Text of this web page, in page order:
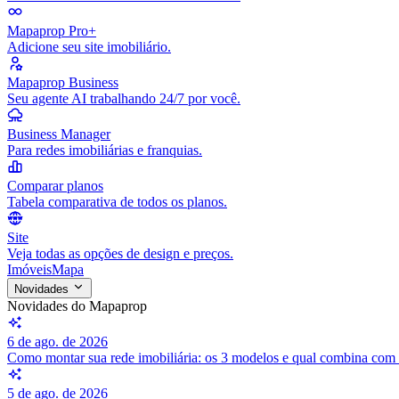
Mapaprop Pro+
Adicione seu site imobiliário.
Mapaprop Business
Seu agente AI trabalhando 24/7 por você.
Business Manager
Para redes imobiliárias e franquias.
Comparar planos
Tabela comparativa de todos os planos.
Site
Veja todas as opções de design e preços.
ImóveisMapa
Novidades
Novidades do Mapaprop
6 de ago. de 2026
Como montar sua rede imobiliária: os 3 modelos e qual combina com
5 de ago. de 2026